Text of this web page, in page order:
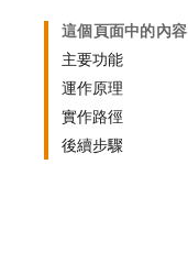
這個頁面中的內容
主要功能
運作原理
實作路徑
後續步驟